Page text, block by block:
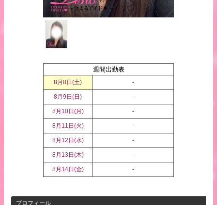
週間出勤表
8月8日(土) -
8月9日(日) -
8月10日(月) -
8月11日(火) -
8月12日(水) -
8月13日(木) -
8月14日(金) -
プロフィール